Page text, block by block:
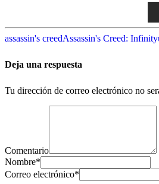
assassin's creedAssassin's Creed: Infinity
Deja una respuesta
Tu dirección de correo electrónico no
Comentario
Nombre*
Correo electrónico*